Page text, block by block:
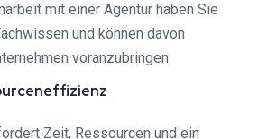
mit einer Agentur haben Sie
und können davon
voranzubringen.
Zeit, Ressourcen und ein